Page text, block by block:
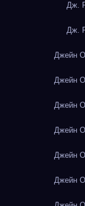
Дж.
Дж.
Джейн
Джейн
Джейн
Джейн
Джейн
Джейн